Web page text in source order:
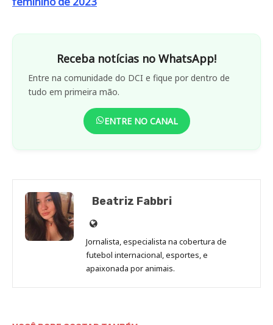
Receba notícias no WhatsApp!
Entre na comunidade do DCI e fique por dentro de
tudo em primeira mão.
ENTRE NO CANAL
Beatriz Fabbri
Site
de
Beatriz
Fabbri
Jornalista, especialista na cobertura de
futebol internacional, esportes, e
apaixonada por animais.